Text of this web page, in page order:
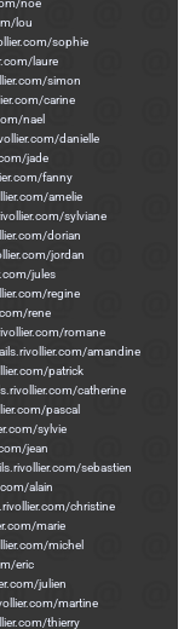
noe
lou
sophie
laure
simon
carine
nael
danielle
jade
fanny
amelie
sylviane
dorian
jordan
jules
regine
rene
romane
amandine
patrick
catherine
pascal
sylvie
jean
sebastien
alain
christine
marie
michel
eric
julien
martine
thierry